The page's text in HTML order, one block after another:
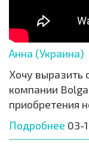
Анна (Украина)
Хочу выразить
компании
приобретения
Подробнее 03-